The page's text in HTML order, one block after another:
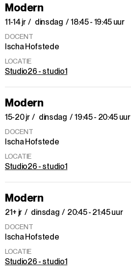
Modern
11-14 jr dinsdag 18:45 - 19:45 uur
DOCENT
Ischa Hofstede
LOCATIE
Studio26 - studio1
Modern
15-20 jr dinsdag 19:45 - 20:45 uur
DOCENT
Ischa Hofstede
LOCATIE
Studio26 - studio1
Modern
21+ jr dinsdag 20:45 - 21:45 uur
DOCENT
Ischa Hofstede
LOCATIE
Studio26 - studio1